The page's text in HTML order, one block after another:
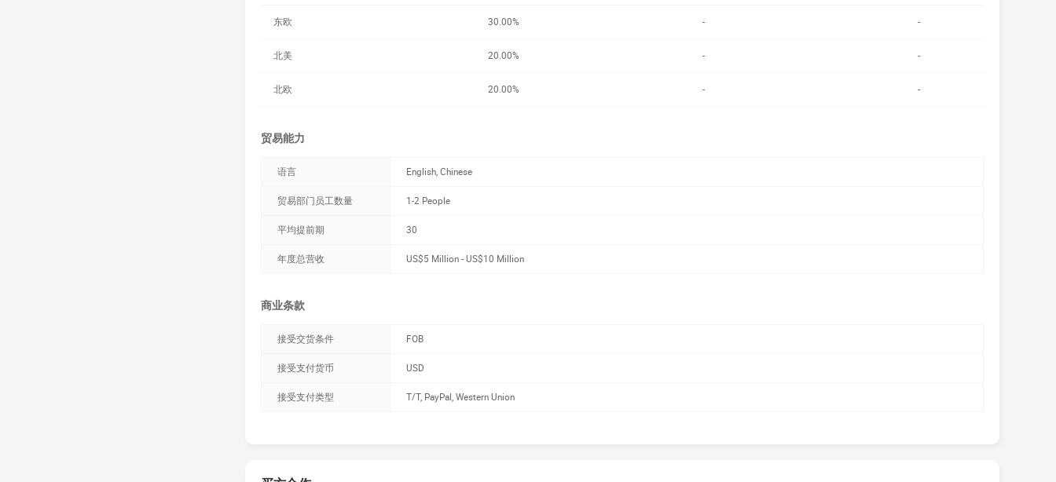
东欧 30.00%
北美 20.00%
北欧 20.00%
贸易能力
语言 English, Chinese
贸易部门员工数量 1-2 People
平均提前期 30
年度总营收 US$5 Million - US$10 Million
商业条款
接受交货条件 FOB
接受支付货币 USD
接受支付类型 T/T, PayPal, Western Union